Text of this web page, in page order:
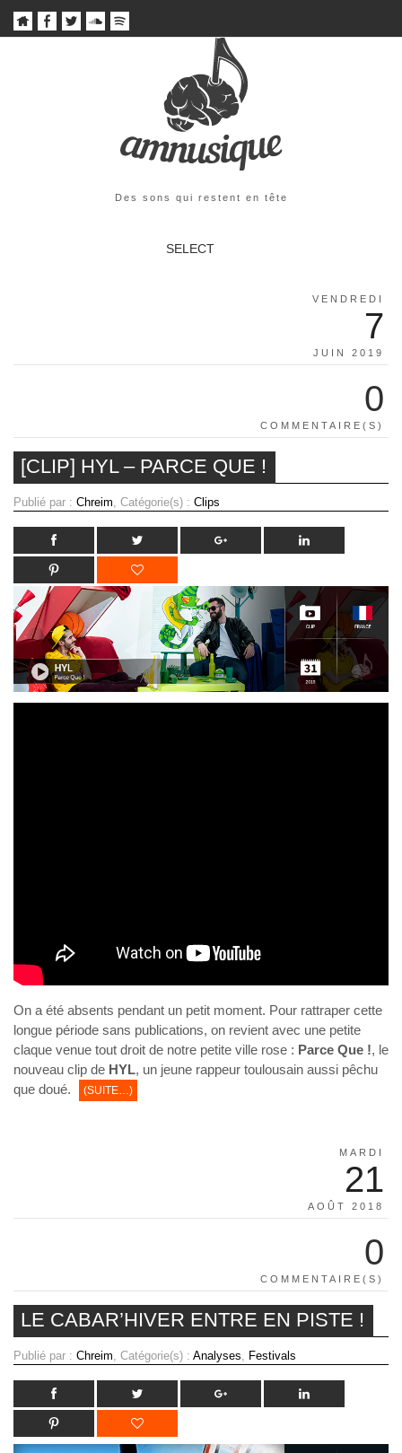
Des sons qui restent en tête
SELECT
VENDREDI
7
JUIN 2019
0
COMMENTAIRE(S)
[CLIP] HYL – PARCE QUE !
Publié par : Chreim, Catégorie(s) : Clips
On a été absents pendant un petit moment. Pour rattraper cette
longue période sans publications, on revient avec une petite
claque venue tout droit de notre petite ville rose : Parce Que !, le
nouveau clip de HYL, un jeune rappeur toulousain aussi pêchu
que doué.
(SUITE…)
MARDI
21
AOÛT 2018
0
COMMENTAIRE(S)
LE CABAR’HIVER ENTRE EN PISTE !
Publié par : Chreim , Catégorie(s) : Analyses Festivals